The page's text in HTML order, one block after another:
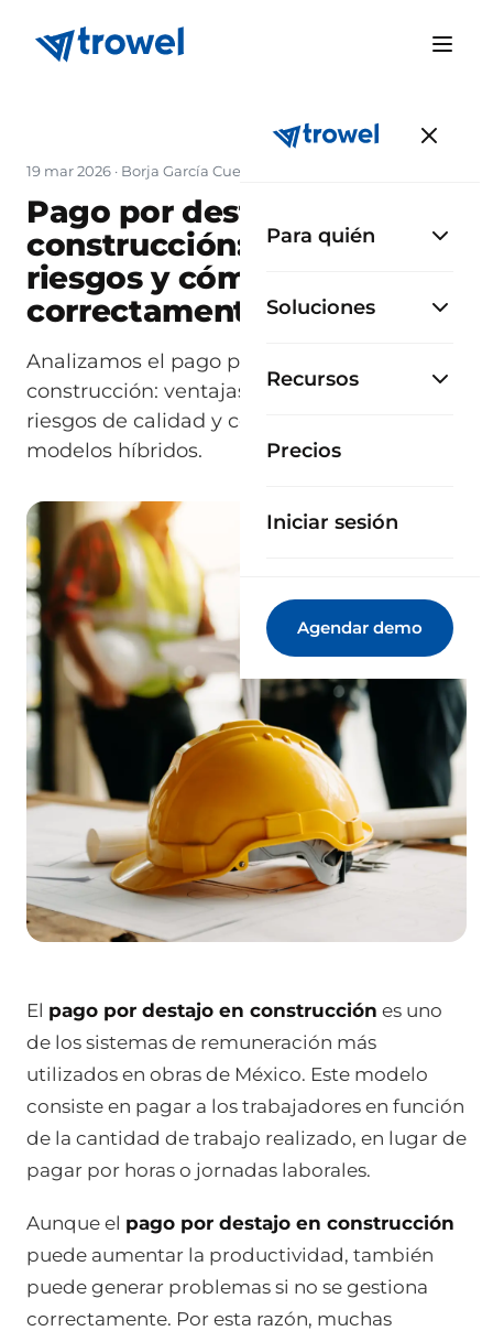
Para quién
Soluciones
Recursos
Precios
Iniciar sesión
Agendar demo
19 mar 2026 · Borja García Cueto
Pago por destajo en
construcción: ventajas,
riesgos y cómo aplicarlo
correctamente
Analizamos el pago por destajo en la
construcción: ventajas en productividad,
riesgos de calidad y cómo implementar
modelos híbridos.
El pago por destajo en construcción es uno
de los sistemas de remuneración más
utilizados en obras de México. Este modelo
consiste en pagar a los trabajadores en función
de la cantidad de trabajo realizado, en lugar de
pagar por horas o jornadas laborales.
Aunque el pago por destajo en construcción
puede aumentar la productividad, también
puede generar problemas si no se gestiona
correctamente. Por esta razón, muchas